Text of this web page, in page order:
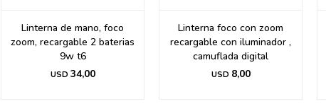
Linterna de mano, foco
zoom, recargable 2 baterias
9w t6
USD 34,00
Linterna foco con zoom
recargable con iluminador ,
camuflada digital
USD 8,00